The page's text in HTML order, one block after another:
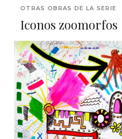
OTRAS OBRAS DE LA SERIE
Iconos zoomorfos